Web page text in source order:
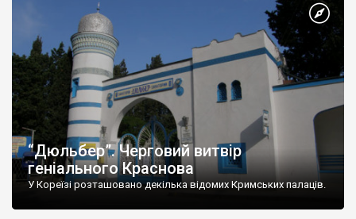
“Дюльбер”. Черговий витвір
геніального Краснова
У Кореїзі розташовано декілька відомих Кримських палаців.